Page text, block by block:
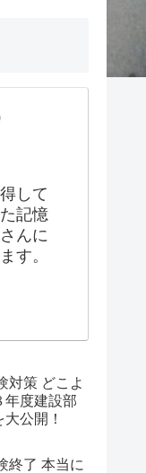
して
記憶
んに
す。
対策 どこよ
年度建設部
公開！
終了 本当に